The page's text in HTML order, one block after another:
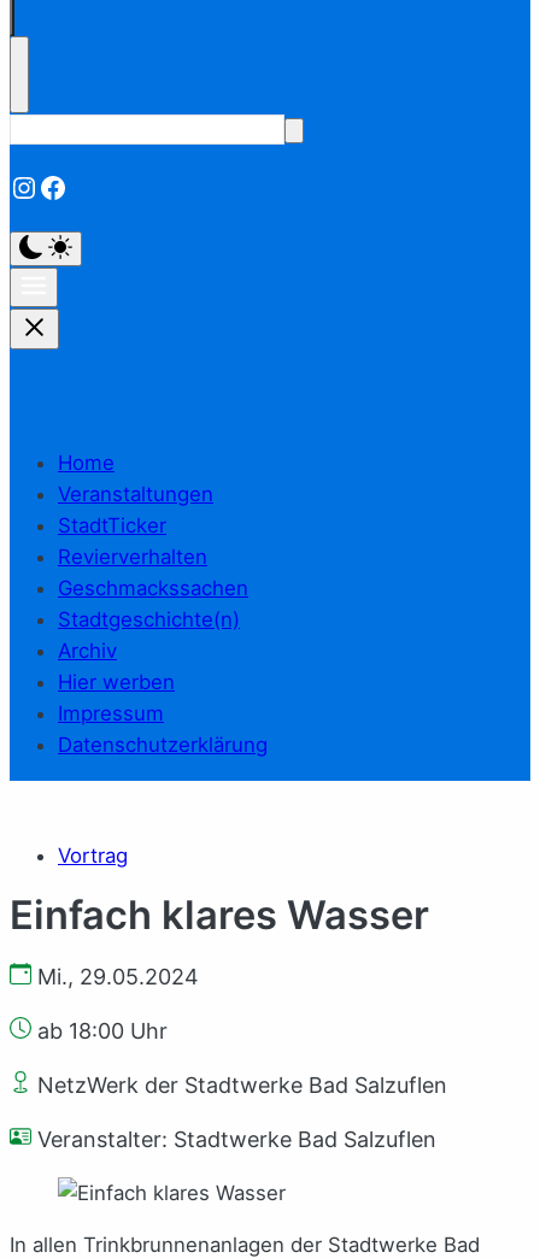
Instagram
Facebook
Home
Veranstaltungen
StadtTicker
Revierverhalten
Geschmackssachen
Stadtgeschichte(n)
Archiv
Hier werben
Impressum
Datenschutzerklärung
Vortrag
Einfach klares Wasser
Mi., 29.05.2024
ab 18:00 Uhr
NetzWerk der Stadtwerke Bad Salzuflen
Veranstalter: Stadtwerke Bad Salzuflen
In allen Trinkbrunnenanlagen der Stadtwerke Bad